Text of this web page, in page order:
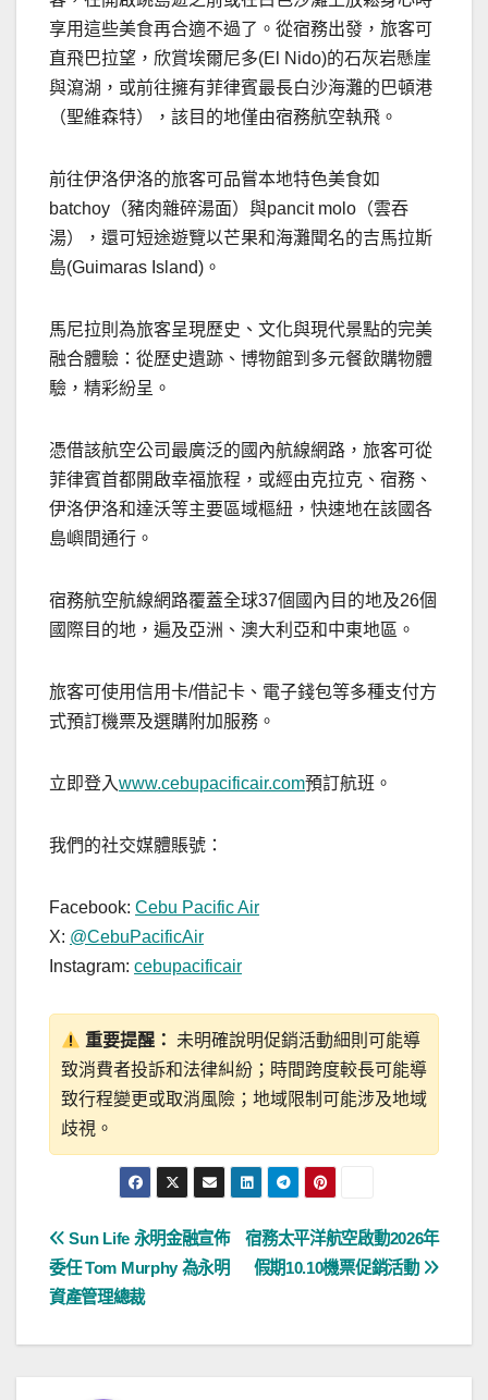
享用這些美食再合適不過了。從宿務出發，旅客可
直飛巴拉望，欣賞埃爾尼多(El Nido)的石灰岩懸崖
與瀉湖，或前往擁有菲律賓最長白沙海灘的巴頓港
（聖維森特），該目的地僅由宿務航空執飛。
前往伊洛伊洛的旅客可品嘗本地特色美食如
batchoy（豬肉雜碎湯面）與pancit molo（雲吞
湯），還可短途遊覽以芒果和海灘聞名的吉馬拉斯
島(Guimaras Island)。
馬尼拉則為旅客呈現歷史、文化與現代景點的完美
融合體驗：從歷史遺跡、博物館到多元餐飲購物體
驗，精彩紛呈。
憑借該航空公司最廣泛的國內航線網路，旅客可從
菲律賓首都開啟幸福旅程，或經由克拉克、宿務、
伊洛伊洛和達沃等主要區域樞紐，快速地在該國各
島嶼間通行。
宿務航空航線網路覆蓋全球37個國內目的地及26個
國際目的地，遍及亞洲、澳大利亞和中東地區。
旅客可使用信用卡/借記卡、電子錢包等多種支付方
式預訂機票及選購附加服務。
立即登入www.cebupacificair.com預訂航班。
我們的社交媒體賬號：
Facebook: Cebu Pacific Air
X: @CebuPacificAir
Instagram: cebupacificair
重要提醒：
未明確說明促銷活動細則可能導
致消費者投訴和法律糾紛；時間跨度較長可能導
致行程變更或取消風險；地域限制可能涉及地域
歧視。
文
章
導
宿務太平洋航空啟動2026年
假期10.10機票促銷活動
Sun Life 永明金融宣佈
委任 Tom Murphy 為永明
資產管理總裁